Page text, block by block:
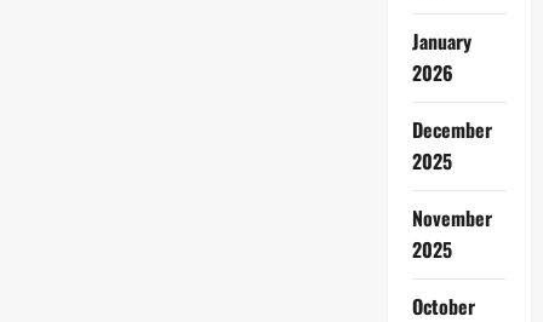
January
2026
December
2025
November
2025
October